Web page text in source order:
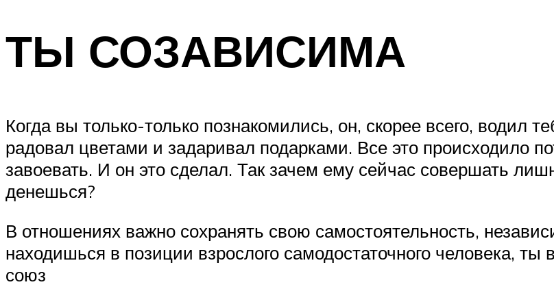
ТЫ СОЗАВИСИМА
Когда вы только-только познакомились, он, скорее всего, водил
радовал цветами и задаривал подарками. Все это происходило
завоевать. И он это сделал. Так зачем ему сейчас совершать
денешься?
В отношениях важно сохранять свою самостоятельность,
находишься в позиции взрослого самодостаточного человека,
союз